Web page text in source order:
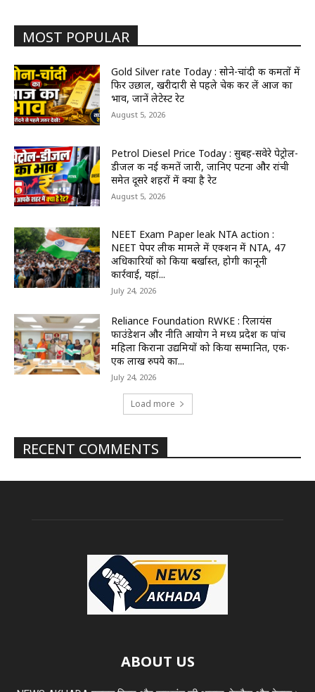
MOST POPULAR
Gold Silver rate Today : सोने-चांदी की कीमतों में
फिर उछाल, खरीदारी से पहले चेक कर लें आज का
भाव, जानें लेटेस्ट रेट
August 5, 2026
Petrol Diesel Price Today : सुबह-सवेरे पेट्रोल-
डीजल की नई कीमतें जारी, जानिए पटना और रांची
समेत दूसरे शहरों में क्या है रेट
August 5, 2026
NEET Exam Paper leak NTA action :
NEET पेपर लीक मामले में एक्शन में NTA, 47
अधिकारियों को किया बर्खास्त, होगी कानूनी
कार्रवाई, यहां...
July 24, 2026
Reliance Foundation RWKE : रिलायंस
फाउंडेशन और नीति आयोग ने मध्य प्रदेश की पांच
महिला किराना उद्यमियों को किया सम्मानित, एक-
एक लाख रुपये का...
July 24, 2026
Load more
RECENT COMMENTS
ABOUT US